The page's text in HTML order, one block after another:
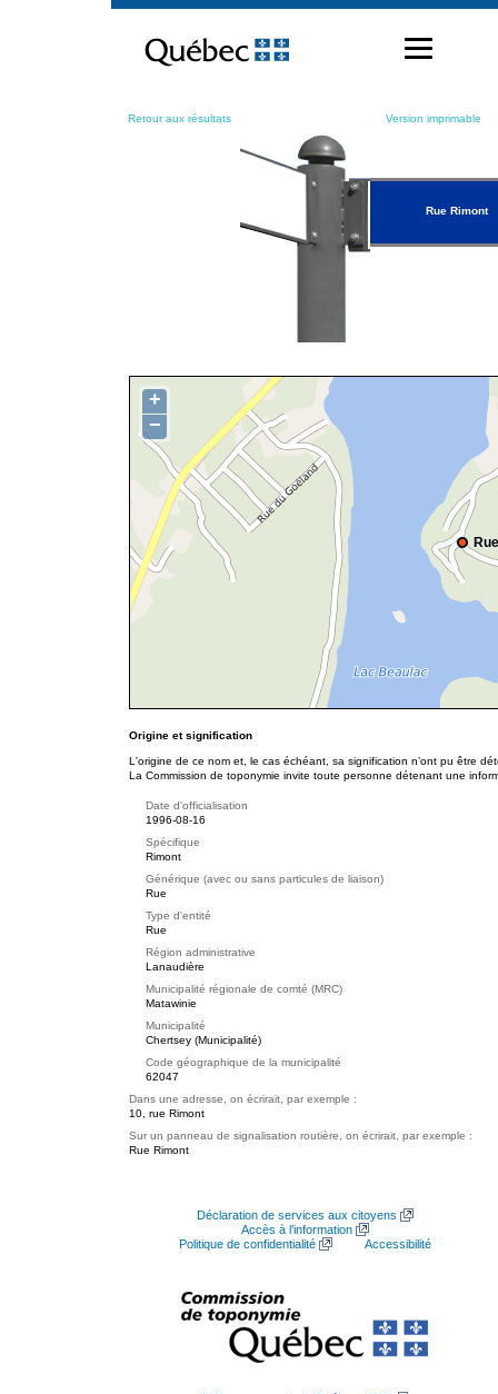
contenu
Retour aux résultats Version imprimable
Rue Rimont
+
−
Origine et signification
L'origine de ce nom et, le cas échéant, sa signification n’ont pu être
La Commission de toponymie invite toute personne détenant une
Date d'officialisation
1996-08-16
Spécifique
Rimont
Générique (avec ou sans particules de liaison)
Rue
Type d'entité
Rue
Région administrative
Lanaudière
Municipalité régionale de comté (MRC)
Matawinie
Municipalité
Chertsey (Municipalité)
Code géographique de la municipalité
62047
Dans une adresse, on écrirait, par exemple :
10, rue Rimont
Sur un panneau de signalisation routière, on écrirait, par exemple :
Rue Rimont
Déclaration de services aux citoyens
Accès à l’information
Politique de confidentialité
Accessibilité